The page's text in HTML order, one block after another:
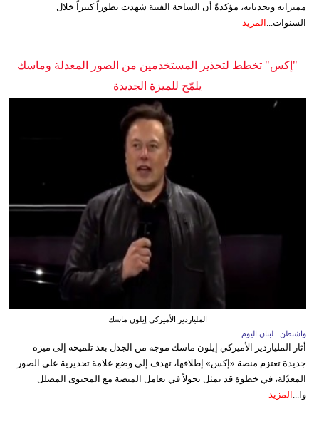
مميزاته وتحدياته، مؤكدةً أن الساحة الفنية شهدت تطوراً كبيراً خلال
السنوات... المزيد
"إكس" تخطط لتحذير المستخدمين من الصور المعدلة وماسك
يلمّح للميزة الجديدة
الملياردير الأميركي إيلون ماسك
واشنطن ـ لبنان اليوم
أثار الملياردير الأميركي إيلون ماسك موجة من الجدل بعد تلميحه إلى ميزة
جديدة تعتزم منصة «إكس» إطلاقها، تهدف إلى وضع علامة تحذيرية على الصور
المعدّلة، في خطوة قد تمثل تحولاً في تعامل المنصة مع المحتوى المضلل
وا... المزيد